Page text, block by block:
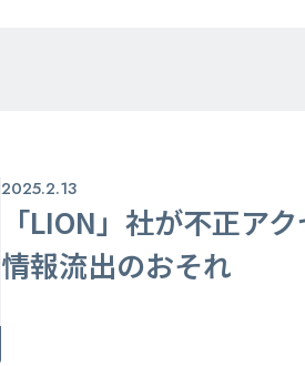
2025.2.13
「LION」社が不正ア
情報流出のおそれ